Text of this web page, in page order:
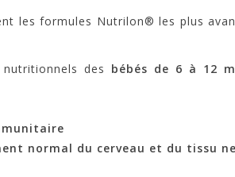
les formules Nutrilon® les plus
des bébés de 6 à 12
normal du cerveau et du tissu